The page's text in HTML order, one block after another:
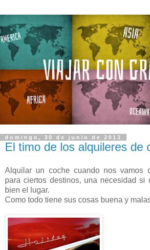
domingo, 30 de junio de 2013
El timo de los alquileres de
Alquilar un coche cuando nos vamos
para ciertos destinos, una necesidad si
bien el lugar.
Como todo tiene sus cosas buena y